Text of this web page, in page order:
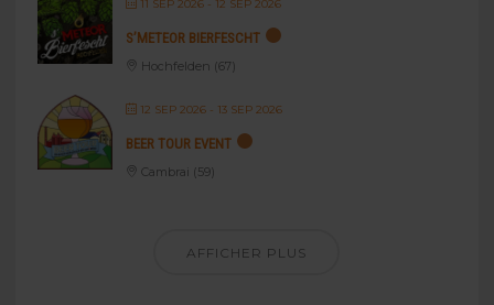
11 SEP 2026- 12 SEP 2026
S’METEOR BIERFESCHT
Hochfelden (67)
12 SEP 2026- 13 SEP 2026
BEER TOUR EVENT
Cambrai (59)
AFFICHER PLUS